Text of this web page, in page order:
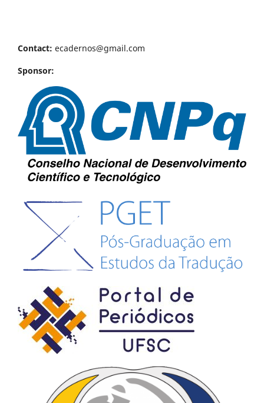
Contact: ecadernos@gmail.com
Sponsor: